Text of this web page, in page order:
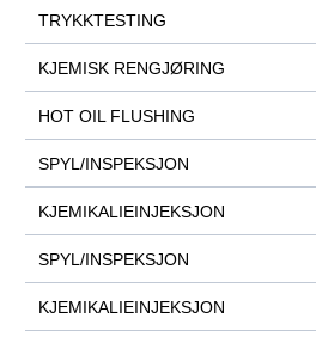
TRYKKTESTING
KJEMISK RENGJØRING
HOT OIL FLUSHING
SPYL/INSPEKSJON
KJEMIKALIEINJEKSJON
SPYL/INSPEKSJON
KJEMIKALIEINJEKSJON